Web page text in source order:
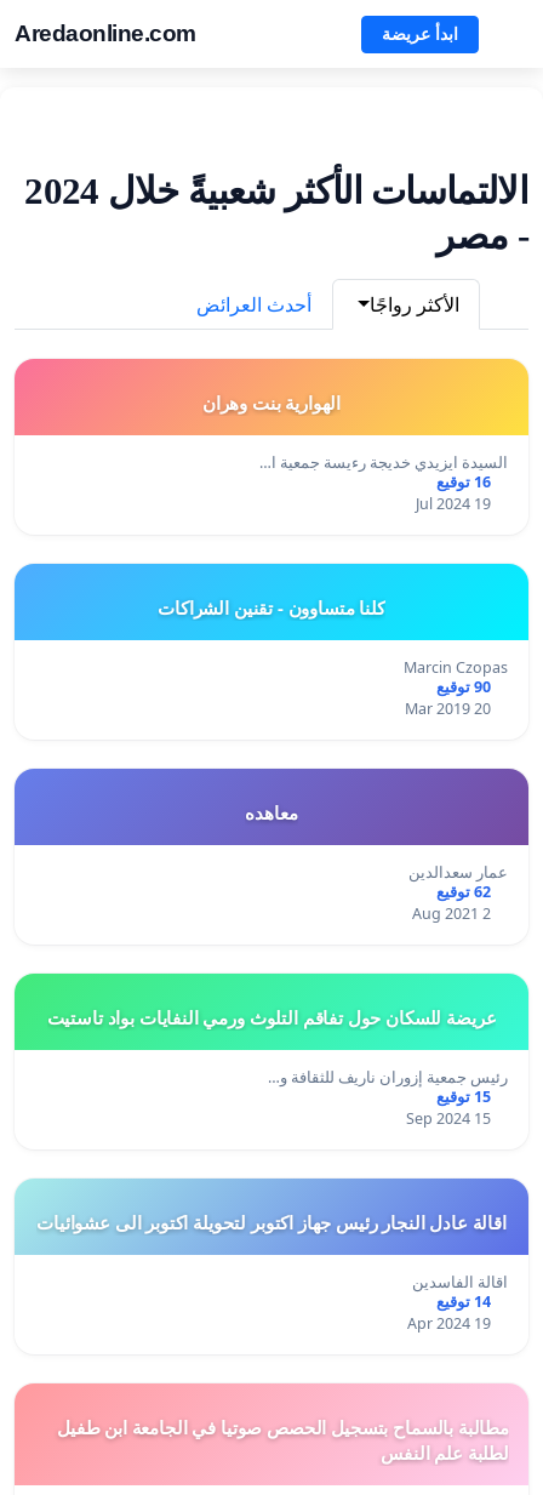
Aredaonline.com ابدأ عريضة
الالتماسات الأكثر شعبيةً خلال 2024
- مصر
الأكثر رواجًا أحدث العرائض
الهوارية بنت وهران
السيدة ايزيدي خديجة رءيسة جمعية ا…
16 توقيع
19 Jul 2024
كلنا متساوون - تقنين الشراكات
Marcin Czopas
90 توقيع
20 Mar 2019
معاهده
عمار سعدالدين
62 توقيع
2 Aug 2021
عريضة للسكان حول تفاقم التلوث ورمي النفايات بواد تاستيت
رئيس جمعية إزوران ناريف للثقافة و…
15 توقيع
15 Sep 2024
اقالة عادل النجار رئيس جهاز اكتوبر لتحويلة اكتوبر الى عشوائيات
اقالة الفاسدين
14 توقيع
19 Apr 2024
مطالبة بالسماح بتسجيل الحصص صوتيا في الجامعة ابن طفيل
لطلبة علم النفس